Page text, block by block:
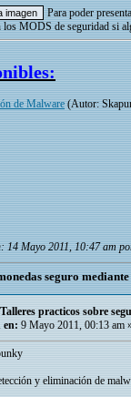
Para poder
los MODS de seguridad si
de Malware(Autor:
14 Mayo 2011, 10:47 am
seguro
practicos sobre
en: 9 Mayo 2011, 00:13 am
y eliminación de